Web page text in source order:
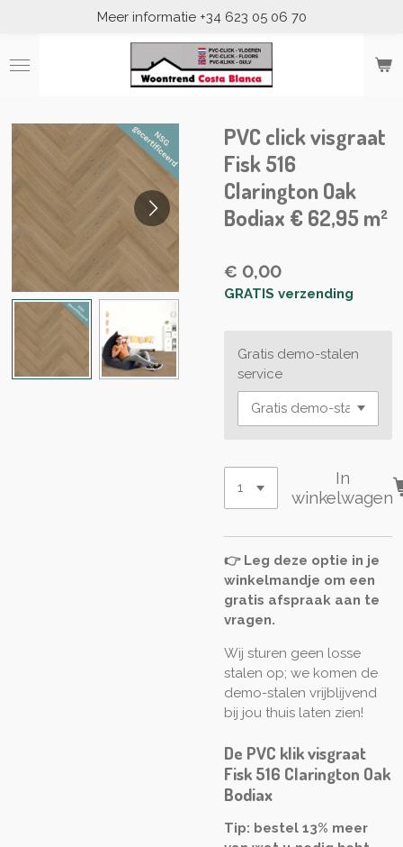
naar
Meer informatie +34 623 05 06 70
PVC click visgraat
Fisk 516
Clarington Oak
Bodiax € 62,95 m²
€ 0,00
GRATIS verzending
Gratis demo-stalen
service
In
winkelwagen
👉 Leg deze optie in je
winkelmandje om een
gratis afspraak aan te
vragen.
Wij sturen geen losse
stalen op; we komen de
demo-stalen vrijblijvend
bij jou thuis laten zien!
De PVC klik visgraat
Fisk 516 Clarington Oak
Bodiax
Tip: bestel 13% meer